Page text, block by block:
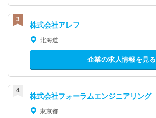
株式会社アレフ
北海道
企業の求人情報を見る
株式会社フォーラムエンジニアリング
東京都